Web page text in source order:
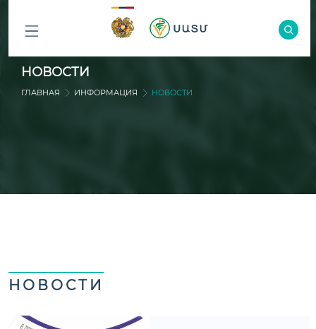
ԲՈԼՈՐ
ԲԱԺԻՆՆԵՐԸ
НОВОСТИ
ГЛАВНАЯ ИНФОРМАЦИЯ НОВОСТИ
НОВОСТИ